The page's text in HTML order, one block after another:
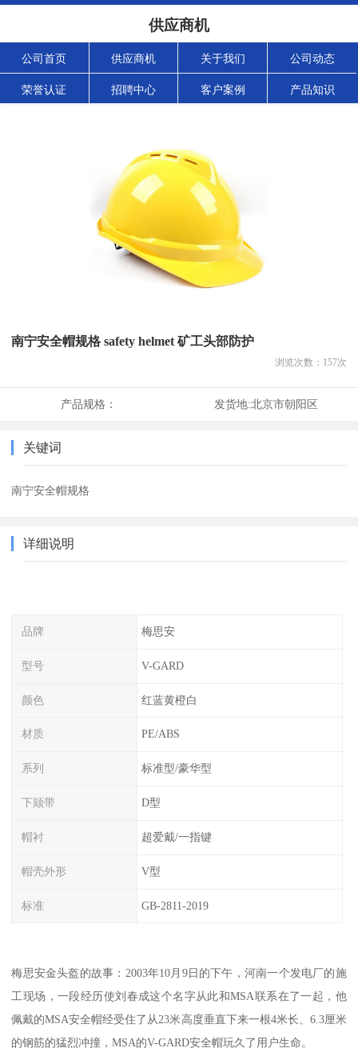
供应商机
公司首页 供应商机 关于我们 公司动态
荣誉认证 招聘中心 客户案例 产品知识
南宁安全帽规格 safety helmet 矿工头部防护
浏览次数： 157次
产品规格： 发货地:北京市朝阳区
关键词
南宁安全帽规格
详细说明
品牌 梅思安
型号 V-GARD
颜色 红蓝黄橙白
材质 PE/ABS
系列 标准型/豪华型
下颏带 D型
帽衬 超爱戴/一指键
帽壳外形 V型
标准 GB-2811-2019
梅思安金头盔的故事：2003年10月9日的下午，河南一个发电厂的施
工现场，一段经历使刘春成这个名字从此和MSA联系在了一起，他
佩戴的MSA安全帽经受住了从23米高度垂直下来一根4米长、6.3厘米
的钢筋的猛烈冲撞，MSA的V-GARD安全帽玩久了用户生命。